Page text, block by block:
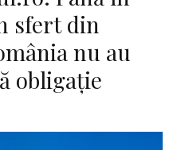
sfert din
nu au
obligaţie